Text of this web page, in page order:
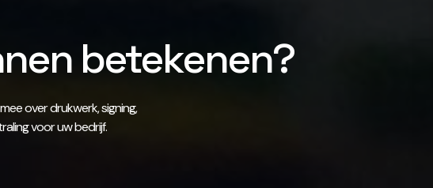
betekenen?
over drukwerk, signing,
voor uw bedrijf.